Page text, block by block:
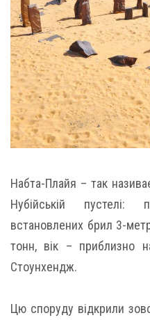
Набта-Плайя – так
Нубійській пустелі:
встановлених брил 3-
тонн, вік – приблизно
Стоунхендж.
Цю споруду відкрили